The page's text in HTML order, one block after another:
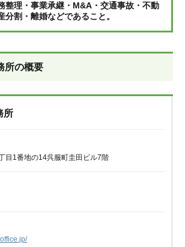
整理・事業承継・M&A・交通事故・不動
分割・離婚などであること。
所の概要
所
目1番地の14呉服町圭田ビル7階